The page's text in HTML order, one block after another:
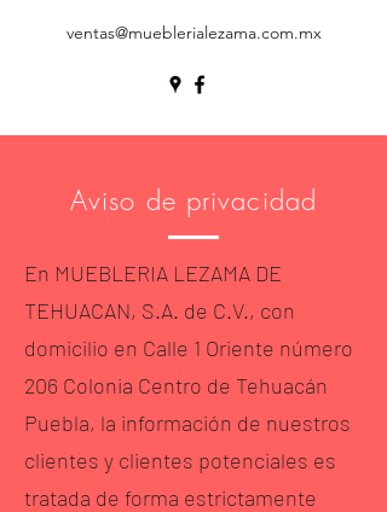
ventas@mueblerialezama.com.mx
Aviso de privacidad
En MUEBLERIA LEZAMA DE
TEHUACAN, S.A. de C.V., con
domicilio en Calle 1 Oriente número
206 Colonia Centro de Tehuacán
Puebla, la información de nuestros
clientes y clientes potenciales es
tratada de forma estrictamente